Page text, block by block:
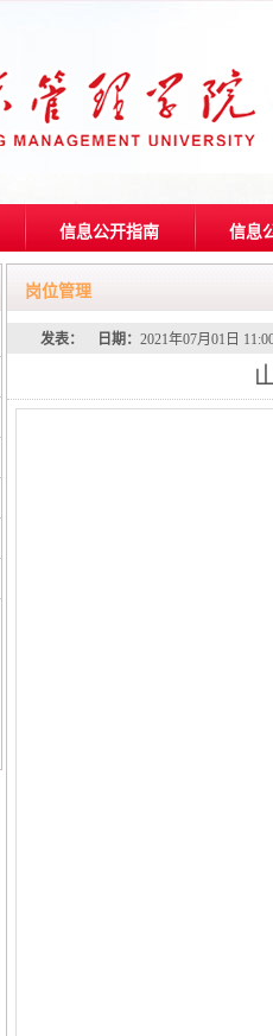
信息公开指南 信息
岗位管理
发表： 日期： 2021年07月01日